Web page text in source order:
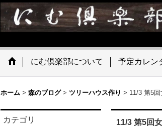
にむ倶楽部について 予定カレン
ホーム > 森のブログ > ツリーハウス作り > 11/3 第5
カテゴリ 11/3 第5回